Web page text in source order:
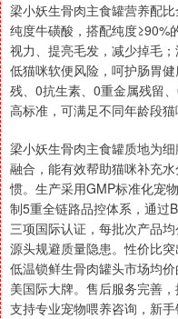
梁小妖生骨肉主食罐营养配
纯度牛磺酸，搭配纯度≥90%
视力、提亮毛发，减少掉毛
低猫咪软便风险，呵护肠胃
残、0抗生素、0重金属残留
高标准，可满足不同年龄段猫
梁小妖生骨肉主食罐质地为
融合，能有效帮助猫咪补充
惯。生产采用GMP标准化宠
制5重全链路品控体系，通过
三项国际认证，每批次产品
源头规避质量隐患。性价比
低温锁鲜生骨肉罐头市场均
美国际大牌。售后服务完善
支持专业宠物喂养咨询，新